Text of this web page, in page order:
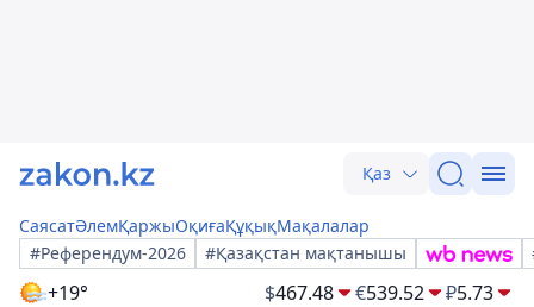
Қаз
СаясатӘлемҚаржыОқиғаҚұқықМақалалар
#Референдум-2026
#Қазақстан мақтанышы
+19° $467.48 €539.52 ₽5.73